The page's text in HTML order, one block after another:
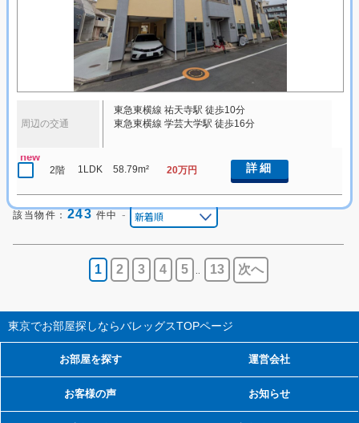
周辺の交通
東急東横線 祐天寺駅 徒歩10分
東急東横線 学芸大学駅 徒歩16分
new
2階 1LDK 58.79m² 20万円 詳細
該当物件： 243 件中 -
1 2 3 4 5 13 次へ
東京でお部屋探しならバレッグスTOPページ
お部屋を探す
お客様の声
運営会社
お知らせ